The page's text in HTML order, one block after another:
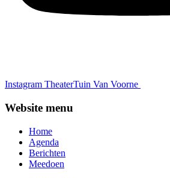
Instagram TheaterTuin Van Voorne
Website menu
Home
Agenda
Berichten
Meedoen